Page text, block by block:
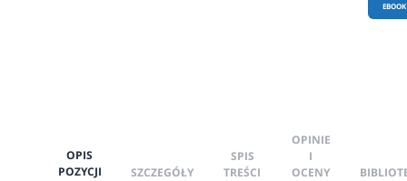
EBOOK
OPIS
POZYCJI
SZCZEGÓŁY
SPIS
TREŚCI
OPINIE
I
OCENY